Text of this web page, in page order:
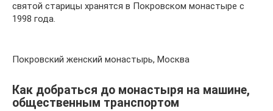
святой старицы хранятся в Покровском монастыре с
1998 года.
Покровский женский монастырь, Москва
Как добраться до монастыря на машине,
общественным транспортом